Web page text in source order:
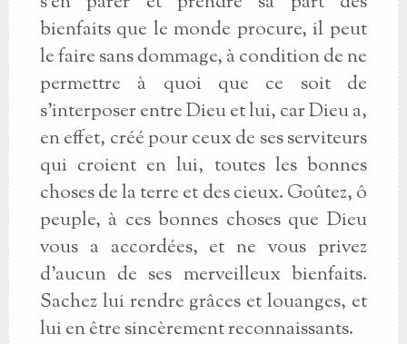
bienfaits que le monde procure, il peut
le faire sans dommage, à condition de ne
permettre à quoi que ce soit de
s'interposer entre Dieu et lui, car Dieu a,
en effet, créé pour ceux de ses serviteurs
qui croient en lui, toutes les bonnes
choses de la terre et des cieux. Goûtez, ô
peuple, à ces bonnes choses que Dieu
vous a accordées, et ne vous privez
d'aucun de ses merveilleux bienfaits.
Sachez lui rendre grâces et louanges, et
lui en être sincèrement reconnaissants.